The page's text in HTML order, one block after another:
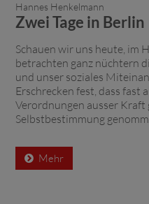
Hannes Henkelmann
Zwei Tage in Berlin
Schauen wir uns heute, im
betrachten ganz nüchtern
und unser soziales
Erschrecken fest, dass fast
Verordnungen ausser Kraft
Selbstbestimmung
Mehr